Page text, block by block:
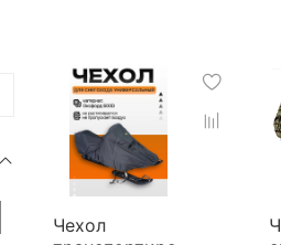
Чехол